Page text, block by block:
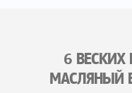
6 ВЕСКИХ
МАСЛЯНЫЙ